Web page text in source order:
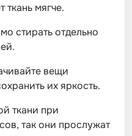
ткань мягче.
стирать отдельно
вещи
их яркость.
ткани при
так они прослужат